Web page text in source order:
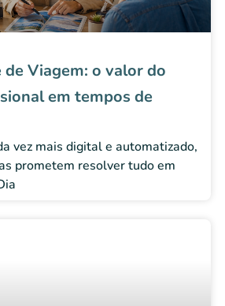
Viagem: o valor do
em tempos de
vez mais digital e automatizado,
prometem resolver tudo em